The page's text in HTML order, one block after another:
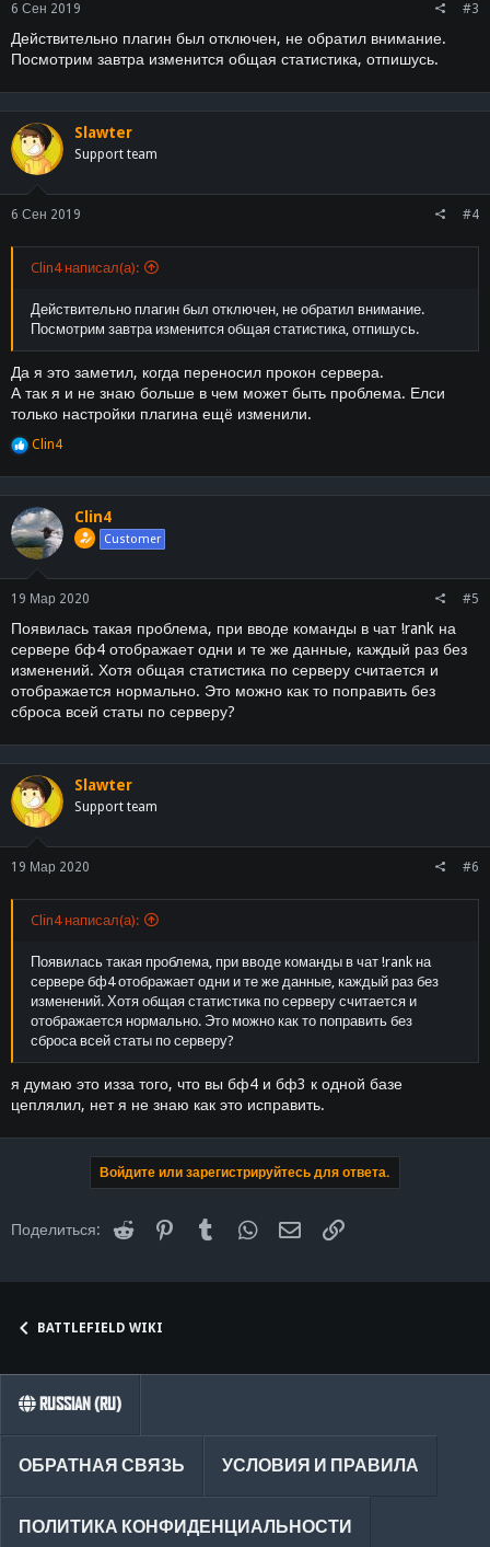
6 Сен 2019 #3
Действительно плагин был отключен, не обратил внимание.
Посмотрим завтра изменится общая статистика, отпишусь.
Slawter
Support team
6 Сен 2019 #4
Clin4 написал(а):
Действительно плагин был отключен, не обратил внимание.
Посмотрим завтра изменится общая статистика, отпишусь.
Да я это заметил, когда переносил прокон сервера.
А так я и не знаю больше в чем может быть проблема. Елси
только настройки плагина ещё изменили.
Р
а
ц
и
и
Clin4
Clin4
Customer
19 Мар 2020 #5
Появилась такая проблема, при вводе команды в чат !rank на
сервере бф4 отображает одни и те же данные, каждый раз без
изменений. Хотя общая статистика по серверу считается и
отображается нормально. Это можно как то поправить без
сброса всей статы по серверу?
Slawter
Support team
19 Мар 2020 #6
Clin4 написал(а):
Появилась такая проблема, при вводе команды в чат !rank на
сервере бф4 отображает одни и те же данные, каждый раз без
изменений. Хотя общая статистика по серверу считается и
отображается нормально. Это можно как то поправить без
сброса всей статы по серверу?
я думаю это изза того, что вы бф4 и бф3 к одной базе
цеплялил, нет я не знаю как это исправить.
Войдите или зарегистрируйтесь для ответа.
Поделиться: Reddit PinterestTumblrWhatsAppЭлектронная почта
Ссылка
BATTLEFIELD WIKI
RUSSIAN (RU)
ОБРАТНАЯ СВЯЗЬ УСЛОВИЯ И ПРАВИЛА
ПОЛИТИКА КОНФИДЕНЦИАЛЬНОСТИ